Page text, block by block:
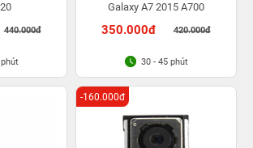
440.000đ
Galaxy A7 2015 A700
350.000đ 420.000đ
30 - 45 phút
-160.000đ